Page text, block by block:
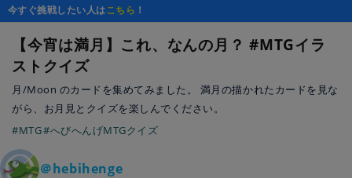
今すぐ挑戦したい人はこちら ！
【今宵は満月】これ、なんの月？ #MTGイラ
ストクイズ
月/Moon のカードを集めてみました。 満月の描かれたカードを見な
がら、お月見とクイズを楽しんでください。
#MTG#へびへんげMTGクイズ
＠hebihenge